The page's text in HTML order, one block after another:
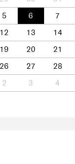
5 6 7
12 13 14
19 20 21
26 27 28
2 3 4